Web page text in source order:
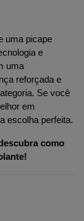
uma picape
e
uma
reforçada e
Se você
em
escolha perfeita.
como